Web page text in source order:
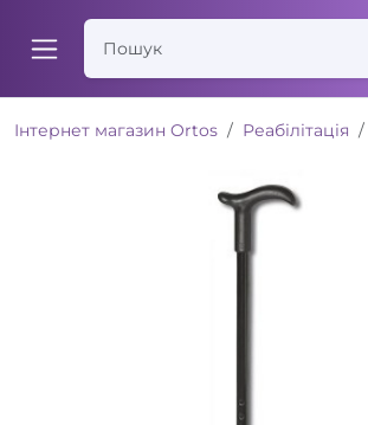
Інтернет магазин Ortos Реабілітація